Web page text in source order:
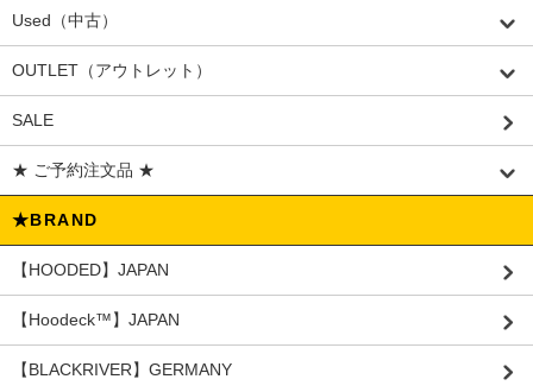
Used（中古）
OUTLET（アウトレット）
SALE
★ ご予約注文品 ★
★BRAND
【HOODED】JAPAN
【Hoodeck™️】JAPAN
【BLACKRIVER】GERMANY